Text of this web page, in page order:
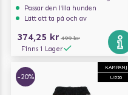
Passar den lilla hunden
Lätt att ta på och av
374,25 kr 499 kr
Finns i Lager
KAMPANJ
UP20
-20%